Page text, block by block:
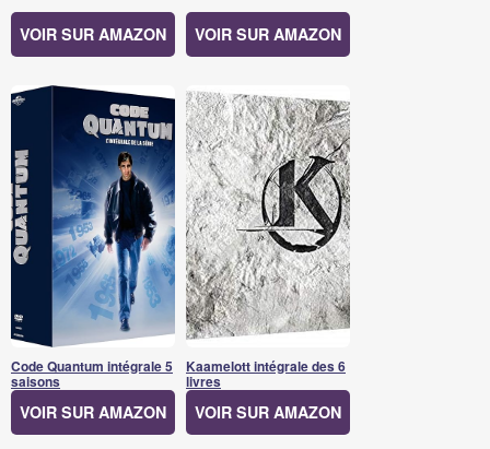
VOIR SUR AMAZON VOIR SUR AMAZON
Code Quantum intégrale 5
saisons
VOIR SUR AMAZON
Kaamelott intégrale des 6
livres
VOIR SUR AMAZON